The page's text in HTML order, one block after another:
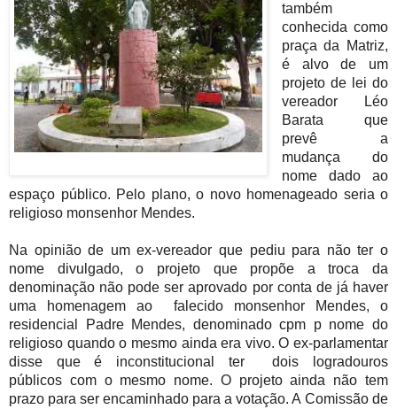
também
conhecida como
praça da Matriz,
é alvo de um
projeto de lei do
vereador Léo
Barataque
prevê a
mudança do
nome dado ao
espaço público. Pelo plano, o novo homenageado seria o
religioso monsenhor Mendes.
Na opinião de um ex-vereador que pediu para não ter o
nome divulgado, o projeto que propõe a troca da
denominação não pode ser aprovado por conta de já haver
uma
homenagem ao falecido monsenhor Mendes, o
residencial Padre Mendes, denominado cpm p nome do
religioso quando o mesmo ainda era vivo. O ex-parlamentar
disse que é inconstitucional ter
dois logradouros
públicos com o mesmo nome. O projeto ainda não tem
prazo para ser encaminhado para a votação. A Comissão de